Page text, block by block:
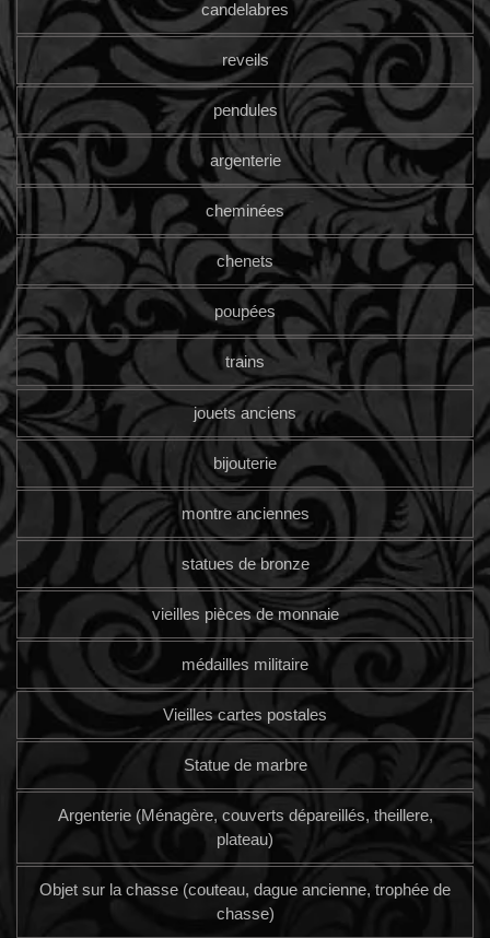
candelabres
reveils
pendules
argenterie
cheminées
chenets
poupées
trains
jouets anciens
bijouterie
montre anciennes
statues de bronze
vieilles pièces de monnaie
médailles militaire
Vieilles cartes postales
Statue de marbre
Argenterie (Ménagère, couverts dépareillés, theillere,
plateau)
Objet sur la chasse (couteau, dague ancienne, trophée de
chasse)